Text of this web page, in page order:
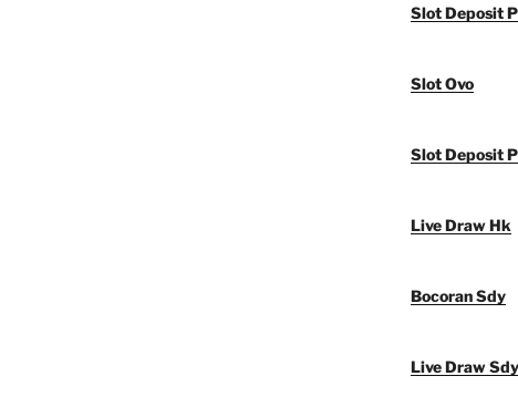
Slot Deposit
Slot Ovo
Slot Deposit
Live Draw Hk
Bocoran Sdy
Live Draw Sdy